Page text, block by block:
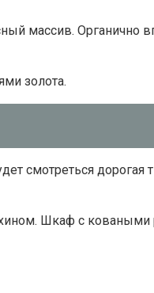
массив. Органично
золота.
смотреться дорогая
Шкаф с коваными